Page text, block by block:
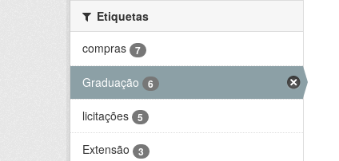
Etiquetas
compras
7
Graduação 6
licitações 5
Extensão 3